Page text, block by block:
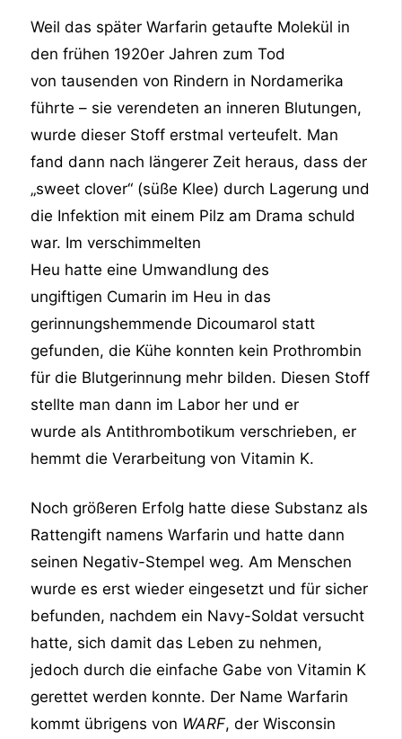
Weil das später Warfarin getaufte Molekül in
den frühen 1920er Jahren zum Tod
von tausenden von Rindern in Nordamerika
führte – sie verendeten an inneren Blutungen,
wurde dieser Stoff erstmal verteufelt. Man
fand dann nach längerer Zeit heraus, dass der
„sweet clover“ (süße Klee) durch Lagerung und
die Infektion mit einem Pilz am Drama schuld
war. Im verschimmelten
Heu hatte eine Umwandlung des
ungiftigen Cumarin im Heu in das
gerinnungshemmende Dicoumarol statt
gefunden, die Kühe konnten kein Prothrombin
für die Blutgerinnung mehr bilden. Diesen Stoff
stellte man dann im Labor her und er
wurde als Antithrombotikum verschrieben, er
hemmt die Verarbeitung von Vitamin K.
Noch größeren Erfolg hatte diese Substanz als
Rattengift namens Warfarin und hatte dann
seinen Negativ-Stempel weg. Am Menschen
wurde es erst wieder eingesetzt und für sicher
befunden, nachdem ein Navy-Soldat versucht
hatte, sich damit das Leben zu nehmen,
jedoch durch die einfache Gabe von Vitamin K
gerettet werden konnte. Der Name Warfarin
kommt übrigens von WARF, der Wisconsin